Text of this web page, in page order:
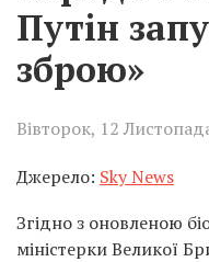
Путін
зброю»
Вівторок, 12
Джерело: Sky News
Згідно з оновленою
міністерки Великої